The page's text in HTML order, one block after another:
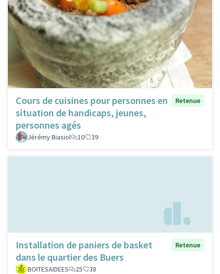
Cours de cuisines pour personnes en
situation de handicaps, jeunes,
personnes agés
Retenue
Jérémy Biasiol 10 39
Installation de paniers de basket
dans le quartier des Buers
Retenue
BOITESAIDEES 25 38